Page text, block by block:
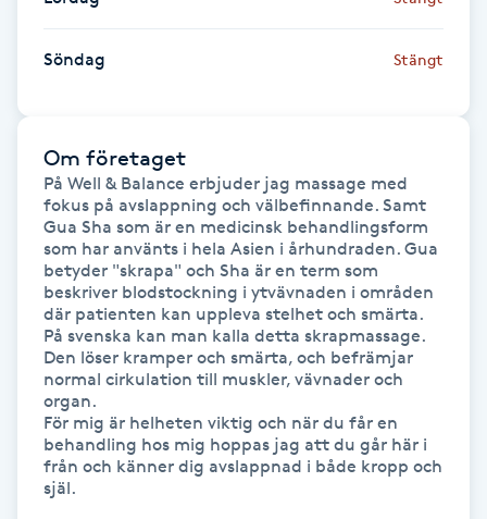
Frekvensterapi
Friskvård
Friskvårdsmassage
Frisör
Funktionsanalys
Färgning
Föning
Gel naglar
Söndag Stängt
Om företaget
På Well & Balance erbjuder jag massage med
fokus på avslappning och välbefinnande. Samt
Gua Sha som är en medicinsk behandlingsform
som har använts i hela Asien i århundraden. Gua
betyder "skrapa" och Sha är en term som
beskriver blodstockning i ytvävnaden i områden
där patienten kan uppleva stelhet och smärta.
På svenska kan man kalla detta skrapmassage.
Den löser kramper och smärta, och befrämjar
normal cirkulation till muskler, vävnader och
organ.
För mig är helheten viktig och när du får en
behandling hos mig hoppas jag att du går här i
från och känner dig avslappnad i både kropp och
själ.